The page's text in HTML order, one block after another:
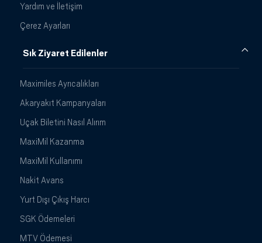
Yardım ve İletişim
Çerez Ayarları
Sık Ziyaret Edilenler
Maximiles Ayrıcalıkları
Akaryakıt Kampanyaları
Uçak Biletini Nasıl Alırım
MaxiMil Kazanma
MaxiMil Kullanımı
Nakit Avans
Yurt Dışı Çıkış Harcı
SGK Ödemeleri
MTV Ödemesi